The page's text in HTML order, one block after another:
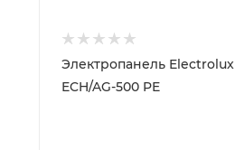
Электропанель Electrolux
ECH/AG-500 PE